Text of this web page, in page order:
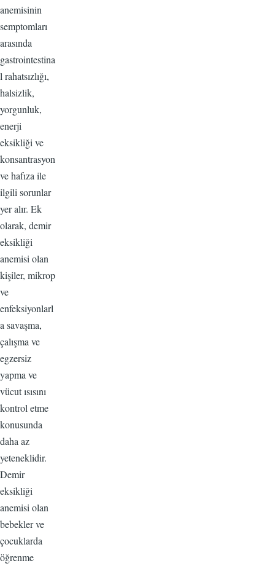
anemisinin
semptomları
arasında
gastrointestina
l rahatsızlığı,
halsizlik,
yorgunluk,
enerji
eksikliği ve
konsantrasyon
ve hafıza ile
ilgili sorunlar
yer alır. Ek
olarak, demir
eksikliği
anemisi olan
kişiler, mikrop
ve
enfeksiyonlarl
a savaşma,
çalışma ve
egzersiz
yapma ve
vücut ısısını
kontrol etme
konusunda
daha az
yeteneklidir.
Demir
eksikliği
anemisi olan
bebekler ve
çocuklarda
öğrenme